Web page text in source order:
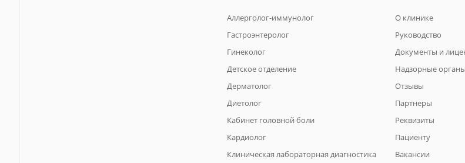
Аллерголог-иммунолог
Гастроэнтеролог
Гинеколог
Детское отделение
Дерматолог
Диетолог
Кабинет головной боли
Кардиолог
Клиническая лабораторная диагностика
О клинике
Руководство
Документы и
Надзорные органы
Отзывы
Партнеры
Реквизиты
Пациенту
Вакансии